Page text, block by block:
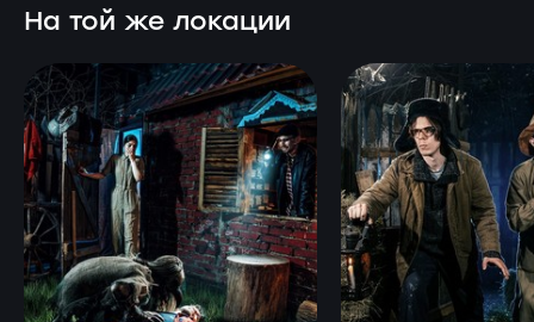
На той же локации